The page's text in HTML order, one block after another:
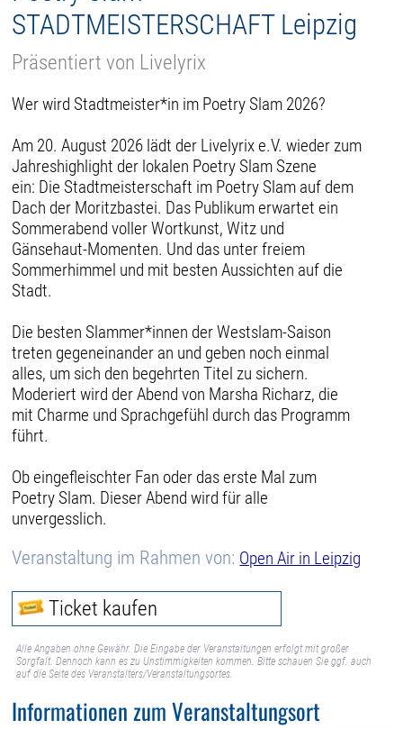
STADTMEISTERSCHAFT Leipzig
Präsentiert von Livelyrix
Wer wird Stadtmeister*in im Poetry Slam 2026?
Am 20. August 2026 lädt der Livelyrix e.V. wieder zum
Jahreshighlight der lokalen Poetry Slam Szene
ein: Die Stadtmeisterschaft im Poetry Slam auf dem
Dach der Moritzbastei. Das Publikum erwartet ein
Sommerabend voller Wortkunst, Witz und
Gänsehaut-Momenten. Und das unter freiem
Sommerhimmel und mit besten Aussichten auf die
Stadt.
Die besten Slammer*innen der Westslam-Saison
treten gegeneinander an und geben noch einmal
alles, um sich den begehrten Titel zu sichern.
Moderiert wird der Abend von Marsha Richarz, die
mit Charme und Sprachgefühl durch das Programm
führt.
Ob eingefleischter Fan oder das erste Mal zum
Poetry Slam. Dieser Abend wird für alle
unvergesslich.
Veranstaltung im Rahmen von: Open Air in Leipzig
Ticket kaufen
Alle Angaben ohne Gewähr. Die Eingabe der Veranstaltungen erfolgt mit großer
Sorgfalt. Dennoch kann es zu Unstimmigkeiten kommen. Bitte schauen Sie ggf. auch
auf die Seite des Veranstalters/Veranstaltungsortes.
Informationen zum Veranstaltungsort